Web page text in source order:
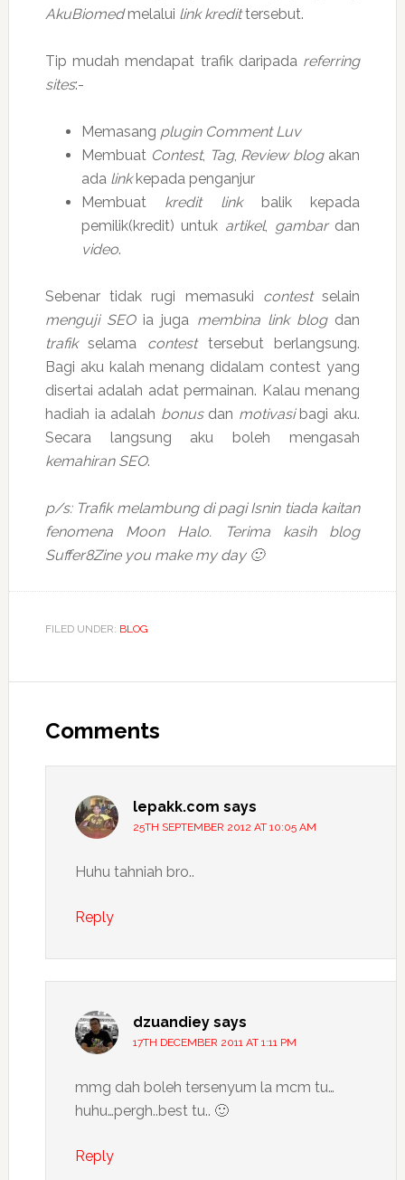
AkuBiomedmelalui link kredittersebut.
Tip mudah mendapat trafik daripada referring
sites:-
Memasang plugin Comment Luv
Membuat Contest, Tag, Review blogakan
ada linkkepada penganjur
Membuat kredit linkbalik kepada
pemilik(kredit) untuk artikel, gambardan
video.
Sebenar tidak rugi memasuki contestselain
menguji SEOia juga membina link blogdan
trafikselama contesttersebut berlangsung.
Bagi aku kalah menang didalam contest yang
disertai adalah adat permainan. Kalau menang
hadiah ia adalah bonusdan motivasibagi aku.
Secara langsung aku boleh mengasah
kemahiran SEO.
p/s: Trafik melambung di pagi Isnin tiada kaitan
fenomena Moon Halo. Terima kasih blog
Suffer8Zine you make my day 🙂
FILED UNDER: BLOG
Interactions
Comments
lepakk.com says
25TH SEPTEMBER 2012 AT 10:05 AM
Huhu tahniah bro..
Reply
dzuandiey says
17TH DECEMBER 2011 AT 1:11 PM
mmg dah boleh tersenyum la mcm tu…
huhu…pergh..best tu.. 🙂
Reply